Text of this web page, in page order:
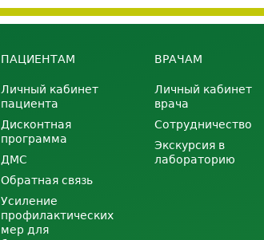
ПАЦИЕНТАМ
Личный кабинет
пациента
Дисконтная
программа
ДМС
Обратная связь
Усиление
профилактических
мер для
ВРАЧАМ
Личный кабинет
врача
Сотрудничество
Экскурсия в
лабораторию